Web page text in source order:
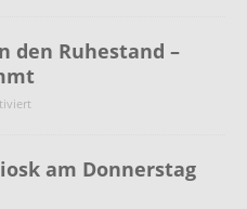
den Ruhestand –
am Donnerstag